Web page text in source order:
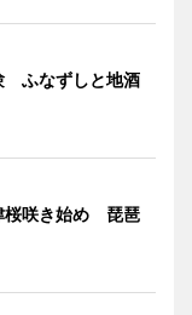
ふなずしと地酒
桜咲き始め 琵琶